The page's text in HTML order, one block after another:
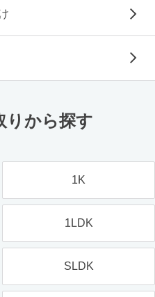
りから探す
1K
1LDK
SLDK